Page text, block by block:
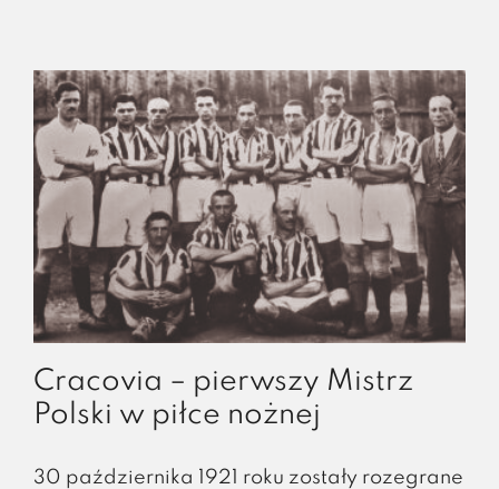
Cracovia – pierwszy Mistrz
Polski w piłce nożnej
30 października 1921 roku zostały rozegrane